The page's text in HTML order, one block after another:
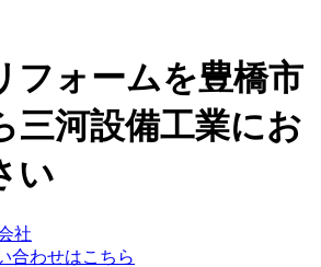
フォームを豊橋市
三河設備工業にお
い